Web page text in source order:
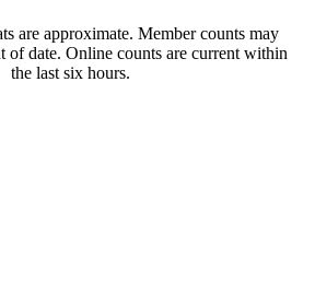
are approximate. Member counts may
of date. Online counts are current within
the last six hours.